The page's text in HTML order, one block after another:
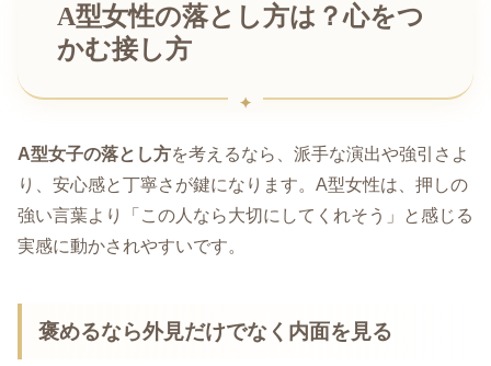
A型女性の落とし方は？心をつ
かむ接し方
A型女子の落とし方を考えるなら、派手な演出や強引さよ
り、安心感と丁寧さが鍵になります。A型女性は、押しの
強い言葉より「この人なら大切にしてくれそう」と感じる
実感に動かされやすいです。
褒めるなら外見だけでなく内面を見る